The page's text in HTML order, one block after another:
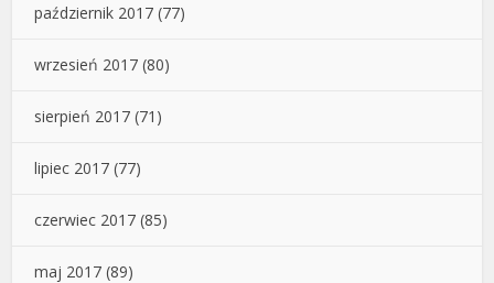
październik 2017 (77)
wrzesień 2017 (80)
sierpień 2017 (71)
lipiec 2017 (77)
czerwiec 2017 (85)
maj 2017 (89)